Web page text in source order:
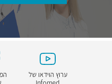
ערוץ הוידאו של